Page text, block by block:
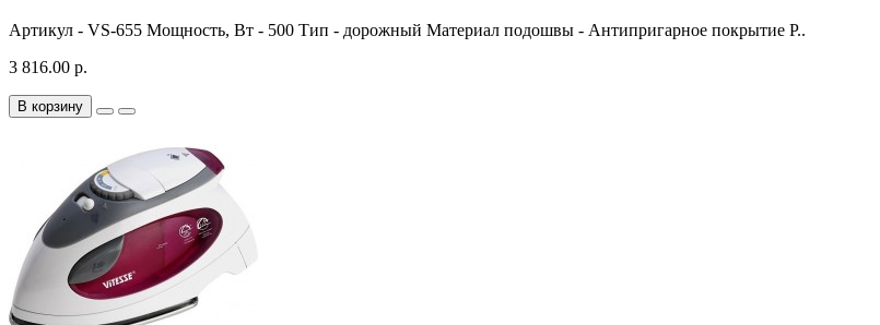
Артикул - VS-655 Мощность, Вт - 500 Тип - дорожный Материал подошвы - Антипригарное покрытие Р..
3 816.00 р.
В корзину